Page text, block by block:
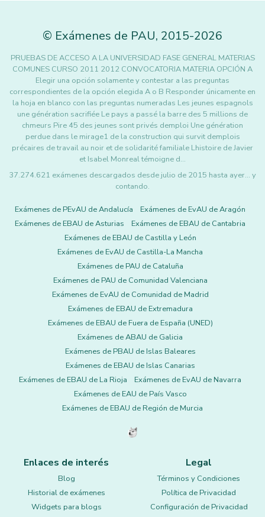
© Exámenes de PAU, 2015-2026
PRUEBAS DE ACCESO A LA UNIVERSIDAD FASE GENERAL MATERIAS
COMUNES CURSO 2011 2012 CONVOCATORIA MATERIA OPCIÓN A
Elegir una opción solamente y contestar a las preguntas
correspondientes de la opción elegida A o B Responder únicamente en
la hoja en blanco con las preguntas numeradas Les jeunes espagnols
une génération sacrifiée Le pays a passé la barre des 5 millions de
chmeurs Pire 45 des jeunes sont privés demploi Une génération
perdue dans le mirage1 de la construction qui survit demplois
précaires de travail au noir et de solidarité familiale Lhistoire de Javier
et Isabel Monreal témoigne d…
37.274.621 exámenes descargados desde julio de 2015 hasta ayer... y
contando.
Exámenes de PEvAU de Andalucía
Exámenes de EvAU de Aragón
Exámenes de EBAU de Asturias
Exámenes de EBAU de Cantabria
Exámenes de EBAU de Castilla y León
Exámenes de EvAU de Castilla-La Mancha
Exámenes de PAU de Cataluña
Exámenes de PAU de Comunidad Valenciana
Exámenes de EvAU de Comunidad de Madrid
Exámenes de EBAU de Extremadura
Exámenes de EBAU de Fuera de España (UNED)
Exámenes de ABAU de Galicia
Exámenes de PBAU de Islas Baleares
Exámenes de EBAU de Islas Canarias
Exámenes de EBAU de La Rioja
Exámenes de EvAU de Navarra
Exámenes de EAU de País Vasco
Exámenes de EBAU de Región de Murcia
Enlaces de interés
Blog
Historial de exámenes
Widgets para blogs
Legal
Términos y Condiciones
Política de Privacidad
Configuración de Privacidad